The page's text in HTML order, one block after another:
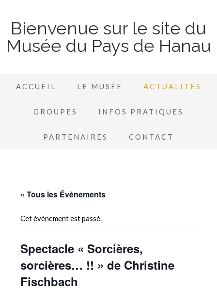
Bienvenue sur le site du
Musée du Pays de Hanau
ACCUEIL LE MUSÉE ACTUALITÉS
GROUPES INFOS PRATIQUES
PARTENAIRES CONTACT
« Tous les Évènements
Cet évènement est passé.
Spectacle « Sorcières,
sorcières… !! » de Christine
Fischbach